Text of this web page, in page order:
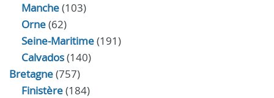
Manche(103)
Orne(62)
Seine-Maritime(191)
Calvados(140)
Bretagne(757)
Finistère(184)